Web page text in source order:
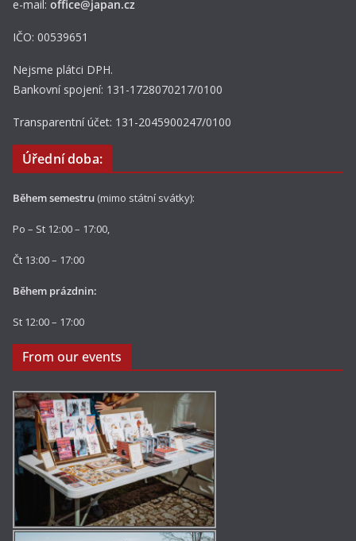
e-mail: office@japan.cz
IČO: 00539651
Nejsme plátci DPH.
Bankovní spojení: 131-1728070217/0100
Transparentní účet: 131-2045900247/0100
Úřední doba:
Během semestru (mimo státní svátky):
Po – St 12:00 – 17:00,
Čt 13:00 – 17:00
Během prázdnin:
St 12:00 – 17:00
From our events